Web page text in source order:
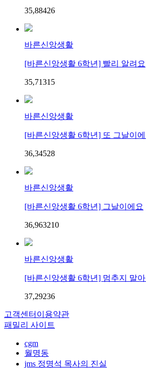
35,88426
바른신앙생활
[바른신앙생활 6학년] 빨리 알려요
35,7131 5
바른신앙생활
[바른신앙생활 6학년] 또 그날이
36,34528
바른신앙생활
[바른신앙생활 6학년] 그날이에요
36,963210
바른신앙생활
[바른신앙생활 6학년] 멈추지 말
37,29236
고객센터 이용약관
패밀리 사이트
cgm
월명동
jms 정명석 목사의 진실